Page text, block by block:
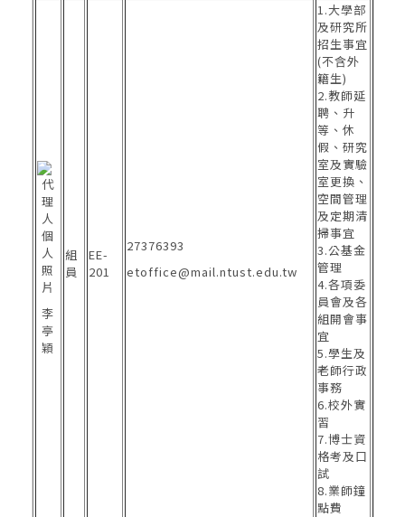
李
亭
穎
組
員
EE-
201
27376393
etoffice@mail.ntust.edu.tw
1.大學部
及研究所
招生事宜
(不含外
籍生)
2.教師延
聘、升
等、休
假、研究
室及實驗
室更換、
空間管理
及定期清
掃事宜
3.公基金
管理
4.各項委
員會及各
組開會事
宜
5.學生及
老師行政
事務
6.校外實
習
7.博士資
格考及口
試
8.業師鐘
點費